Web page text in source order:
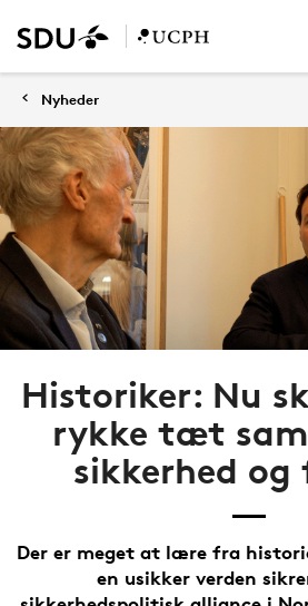
Nyheder
Historiker: Nu
rykke tæt
sikkerhed og
Der er meget at lære fra
en usikker verden